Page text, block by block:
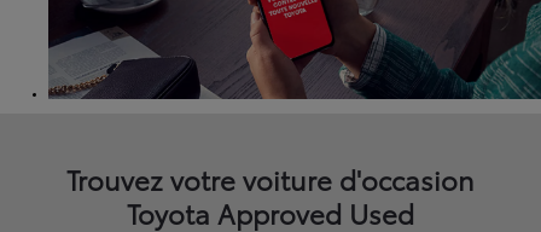
Trouvez votre voiture d'occasion
Toyota Approved Used